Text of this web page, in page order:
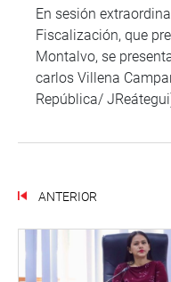
En sesión
Fiscalización, que
Montalvo, se
carlos Villena
República/
ANTERIOR